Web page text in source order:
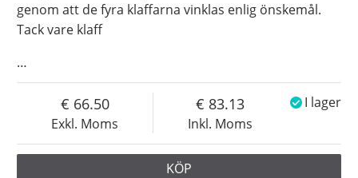
genom att de fyra klaffarna vinklas enlig önskemål.
Tack vare klaff
…
Exkl. Moms
66.50
Inkl. Moms
83.13 I lager
KÖP